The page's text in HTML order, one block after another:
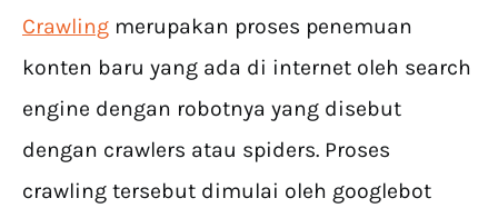
Crawling merupakan proses penemuan
konten baru yang ada di internet oleh search
engine dengan robotnya yang disebut
dengan crawlers atau spiders. Proses
crawling tersebut dimulai oleh googlebot